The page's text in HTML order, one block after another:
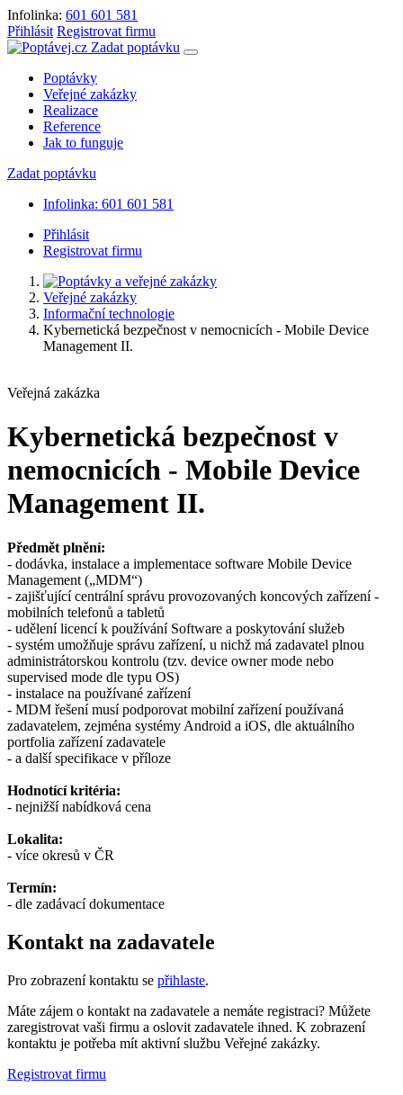
Infolinka: 601 601 581
Přihlásit Registrovat firmu
Zadat poptávku
Poptávky
Veřejné zakázky
Realizace
Reference
Jak to funguje
Zadat poptávku
Infolinka: 601 601 581
Přihlásit
Registrovat firmu
Veřejné zakázky
Informační technologie
Kybernetická bezpečnost v nemocnicích - Mobile Device
Management II.
Veřejná zakázka
Kybernetická bezpečnost v
nemocnicích - Mobile Device
Management II.
Předmět plnění:
- dodávka, instalace a implementace software Mobile Device
Management („MDM“)
- zajišťující centrální správu provozovaných koncových zařízení -
mobilních telefonů a tabletů
- udělení licencí k používání Software a poskytování služeb
- systém umožňuje správu zařízení, u nichž má zadavatel plnou
administrátorskou kontrolu (tzv. device owner mode nebo
supervised mode dle typu OS)
- instalace na používané zařízení
- MDM řešení musí podporovat mobilní zařízení používaná
zadavatelem, zejména systémy Android a iOS, dle aktuálního
portfolia zařízení zadavatele
- a další specifikace v příloze
Hodnotící kritéria:
- nejnižší nabídková cena
Lokalita:
- více okresů v ČR
Termín:
- dle zadávací dokumentace
Kontakt na zadavatele
Pro zobrazení kontaktu se přihlaste.
Máte zájem o kontakt na zadavatele a nemáte registraci? Můžete
zaregistrovat vaši firmu a oslovit zadavatele ihned. K zobrazení
kontaktu je potřeba mít aktivní službu Veřejné zakázky.
Registrovat firmu